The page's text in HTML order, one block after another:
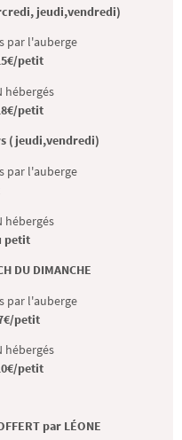
jeudi,vendredi)
par l'auberge
petit
hébergés
petit
(jeudi,vendredi)
par l'auberge
hébergés
petit
DU DIMANCHE
par l'auberge
petit
hébergés
petit
par LÉONE